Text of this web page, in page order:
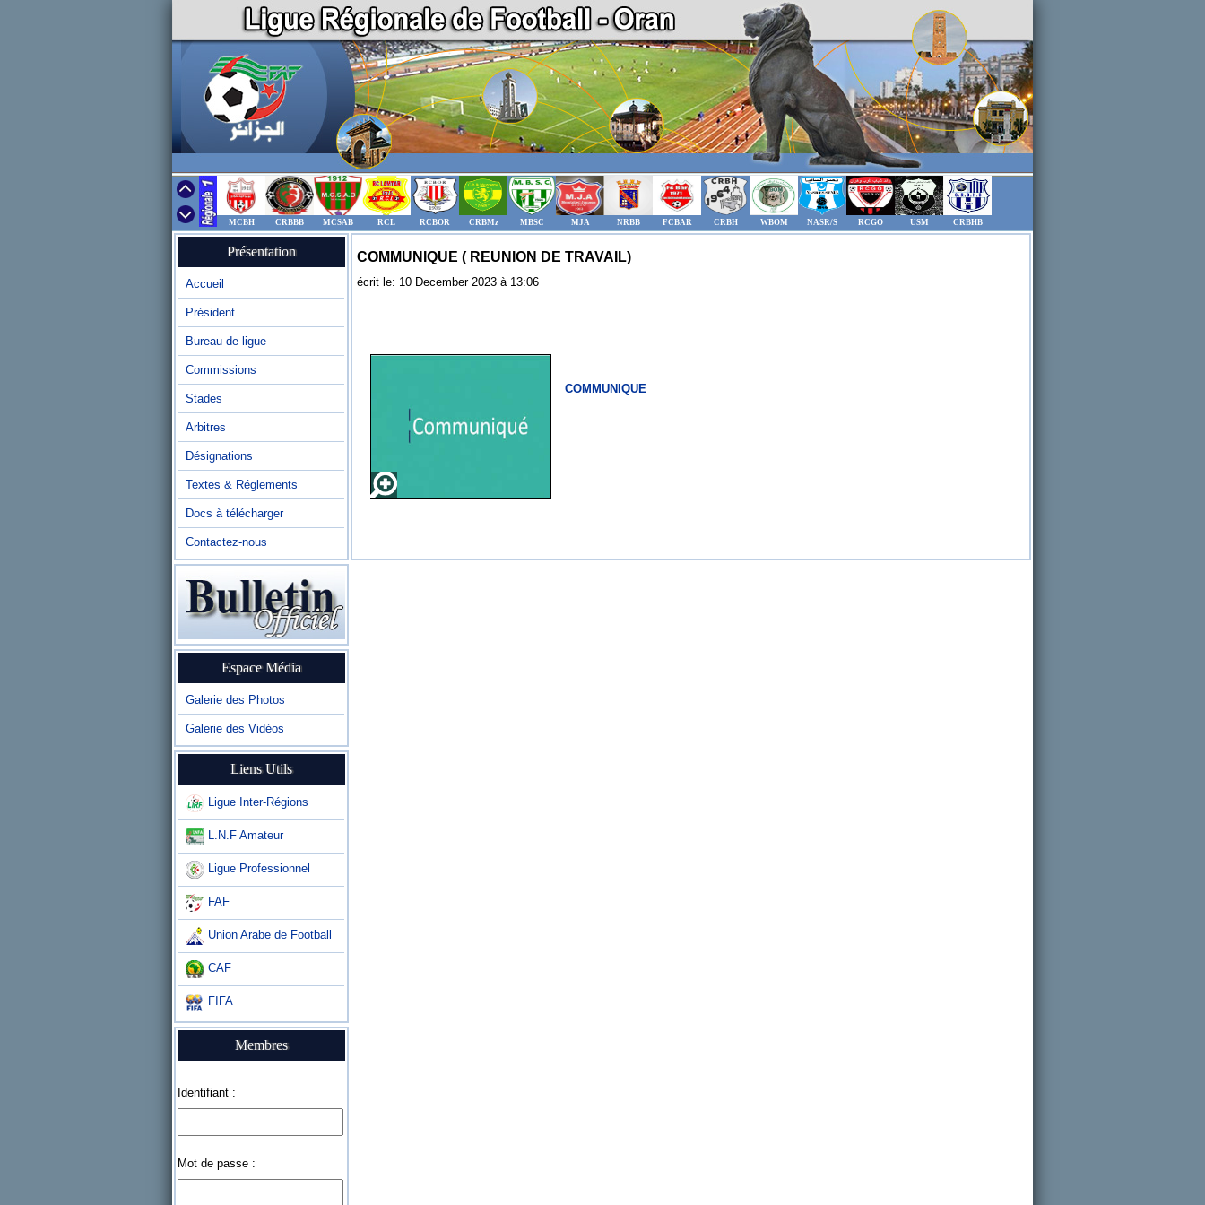
MCBH CRBBB MCSAB RCL RCBOR CRBMz MBSC MJA NRBB FCBAR CRBH WBOM NASR/S RCGO USM CRBHB
Présentation
Accueil
Président
Bureau de ligue
Commissions
Stades
Arbitres
Désignations
Textes & Réglements
Docs à télécharger
Contactez-nous
Espace Média
Galerie des Photos
Galerie des Vidéos
Liens Utils
Ligue Inter-Régions
L.N.F Amateur
Ligue Professionnel
FAF
Union Arabe de Football
CAF
FIFA
Membres
Identifiant :
Mot de passe :
COMMUNIQUE ( REUNION DE TRAVAIL)
écrit le: 10 December 2023 à 13:06
COMMUNIQUE